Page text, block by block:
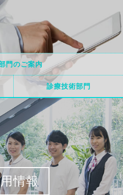
門のご案内
診療技術部門
情報